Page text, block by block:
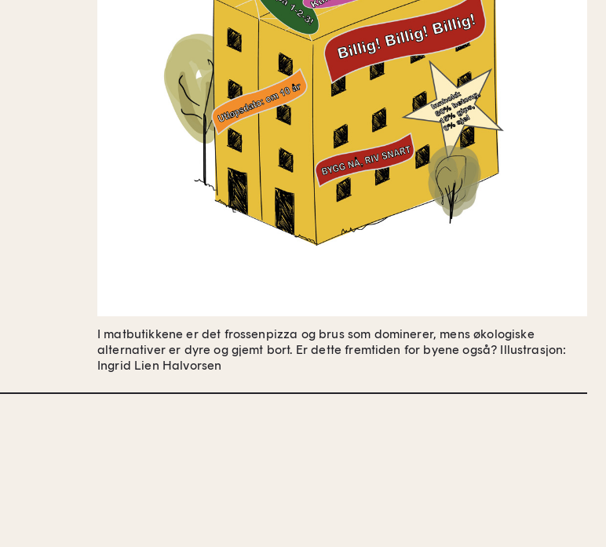
I matbutikkene er det frossenpizza og brus som dominerer, mens økologiske
alternativer er dyre og gjemt bort. Er dette fremtiden for byene også? Illustrasjon:
Ingrid Lien Halvorsen